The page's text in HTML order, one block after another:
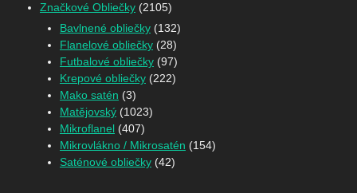
Značkové Obliečky (2105)
Bavlnené obliečky (132)
Flanelové obliečky (28)
Futbalové obliečky (97)
Krepové obliečky (222)
Mako satén (3)
Matějovský (1023)
Mikroflanel (407)
Mikrovlákno / Mikrosatén (154)
Saténové obliečky (42)